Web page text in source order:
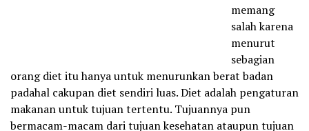
memang
salah karena
menurut
sebagian
orang diet itu hanya untuk menurunkan berat badan
padahal cakupan diet sendiri luas. Diet adalah pengaturan
makanan untuk tujuan tertentu. Tujuannya pun
bermacam-macam dari tujuan kesehatan ataupun tujuan